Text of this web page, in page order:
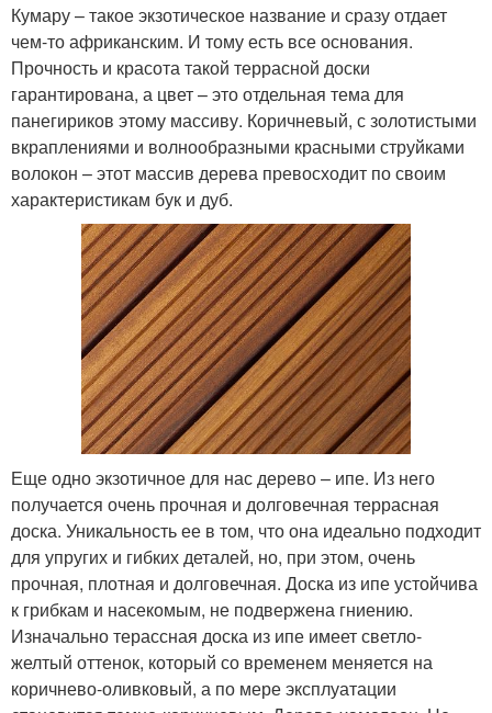
Кумару – такое экзотическое название и сразу отдает
чем-то африканским. И тому есть все основания.
Прочность и красота такой террасной доски
гарантирована, а цвет – это отдельная тема для
панегириков этому массиву. Коричневый, с золотистыми
вкраплениями и волнообразными красными струйками
волокон – этот массив дерева превосходит по своим
характеристикам бук и дуб.
Еще одно экзотичное для нас дерево – ипе. Из него
получается очень прочная и долговечная террасная
доска. Уникальность ее в том, что она идеально подходит
для упругих и гибких деталей, но, при этом, очень
прочная, плотная и долговечная. Доска из ипе устойчива
к грибкам и насекомым, не подвержена гниению.
Изначально терассная доска из ипе имеет светло-
желтый оттенок, который со временем меняется на
коричнево-оливковый, а по мере эксплуатации